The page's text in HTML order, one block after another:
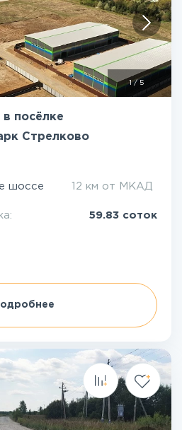
1/ 5
посёлке
Стрелково
шоссе 12 км от МКАД
59.83 соток